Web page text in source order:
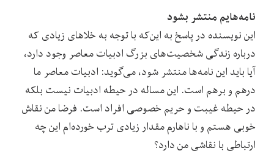
نامه‌هایم منتشر بشود
این نویسنده در پاسخ به این‌که با توجه به خلاهای زیادی که
درباره زندگی شخصیت‌های بزرگ ادبیات معاصر وجود دارد،
آیا باید این نامه‌ها منتشر شود، می‌گوید: ادبیات معاصر ما
درهم و برهم است. این مساله در حیطه ادبیات نیست بلکه
در حیطه غیبت و حریم خصوصی افراد است. فرضا من نقاش
خوبی هستم و با ناهارم مقدار زیادی ترب خورده‌‌ام این چه
ارتباطی با نقاشی من دارد؟